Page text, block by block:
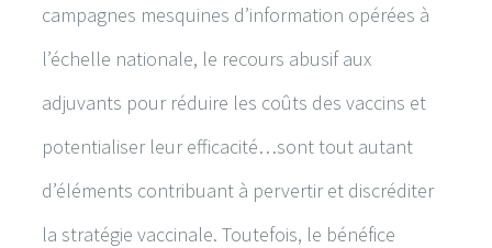
campagnes mesquines d’information opérées à
l’échelle nationale, le recours abusif aux
adjuvants pour réduire les coûts des vaccins et
potentialiser leur efficacité…sont tout autant
d’éléments contribuant à pervertir et discréditer
la stratégie vaccinale. Toutefois, le bénéfice